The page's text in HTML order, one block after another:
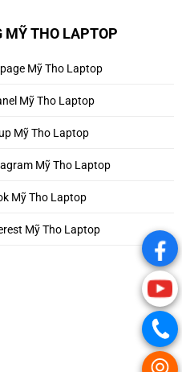
MỸ THO LAPTOP
Mỹ Tho Laptop
Mỹ Tho Laptop
Mỹ Tho Laptop
Mỹ Tho Laptop
Mỹ Tho Laptop
Mỹ Tho Laptop
.
.
.